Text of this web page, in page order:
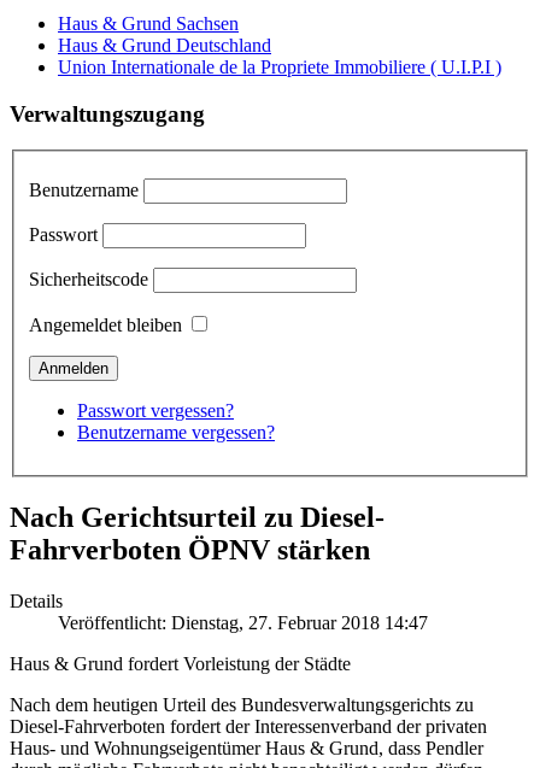
Haus & Grund Sachsen
Haus & Grund Deutschland
Union Internationale de la Propriete Immobiliere ( U.I.P.I )
Verwaltungszugang
Benutzername
Passwort
Sicherheitscode
Angemeldet bleiben
Passwort vergessen?
Benutzername vergessen?
Nach Gerichtsurteil zu Diesel-
Fahrverboten ÖPNV stärken
Details
Veröffentlicht: Dienstag, 27. Februar 2018 14:47
Haus & Grund fordert Vorleistung der Städte
Nach dem heutigen Urteil des Bundesverwaltungsgerichts zu
Diesel-Fahrverboten fordert der Interessenverband der privaten
Haus- und Wohnungseigentümer Haus & Grund, dass Pendler